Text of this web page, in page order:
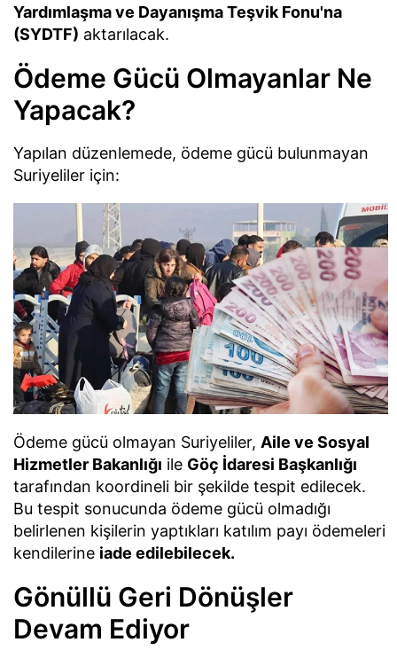
Yardımlaşma ve Dayanışma Teşvik Fonu'na
(SYDTF) aktarılacak.
Ödeme Gücü Olmayanlar Ne
Yapacak?
Yapılan düzenlemede, ödeme gücü bulunmayan
Suriyeliler için:
Ödeme gücü olmayan Suriyeliler, Aile ve Sosyal
Hizmetler Bakanlığı ile Göç İdaresi Başkanlığı
tarafından koordineli bir şekilde tespit edilecek.
Bu tespit sonucunda ödeme gücü olmadığı
belirlenen kişilerin yaptıkları katılım payı ödemeleri
kendilerine iade edilebilecek.
Gönüllü Geri Dönüşler
Devam Ediyor